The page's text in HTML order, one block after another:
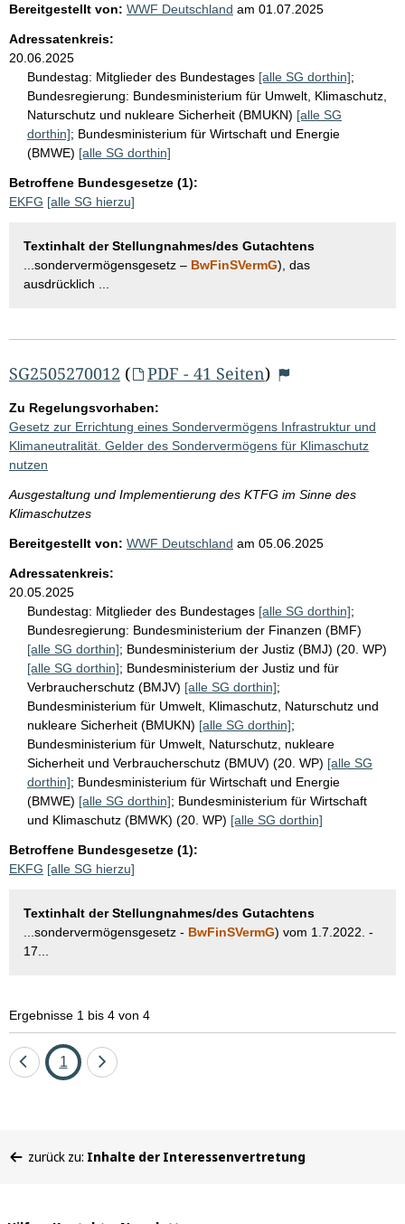
Bereitgestellt von: WWF Deutschland am 01.07.2025
Adressatenkreis:
20.06.2025
Bundestag: Mitglieder des Bundestages [alle SG dorthin];
Bundesregierung: Bundesministerium für Umwelt, Klimaschutz,
Naturschutz und nukleare Sicherheit (BMUKN) [alle SG
dorthin]; Bundesministerium für Wirtschaft und Energie
(BMWE) [alle SG dorthin]
Betroffene Bundesgesetze (1):
EKFG [alle SG hierzu]
Textinhalt der Stellungnahmes/des Gutachtens
...sondervermögensgesetz – BwFinSVermG), das
ausdrücklich ...
SG2505270012 ( PDF - 41 Seiten)
Zu Regelungsvorhaben:
Gesetz zur Errichtung eines Sondervermögens Infrastruktur und
Klimaneutralität. Gelder des Sondervermögens für Klimaschutz
nutzen
Ausgestaltung und Implementierung des KTFG im Sinne des
Klimaschutzes
Bereitgestellt von: WWF Deutschland am 05.06.2025
Adressatenkreis:
20.05.2025
Bundestag: Mitglieder des Bundestages [alle SG dorthin];
Bundesregierung: Bundesministerium der Finanzen (BMF)
[alle SG dorthin]; Bundesministerium der Justiz (BMJ) (20. WP)
[alle SG dorthin]; Bundesministerium der Justiz und für
Verbraucherschutz (BMJV) [alle SG dorthin];
Bundesministerium für Umwelt, Klimaschutz, Naturschutz und
nukleare Sicherheit (BMUKN) [alle SG dorthin];
Bundesministerium für Umwelt, Naturschutz, nukleare
Sicherheit und Verbraucherschutz (BMUV) (20. WP) [alle SG
dorthin]; Bundesministerium für Wirtschaft und Energie
(BMWE) [alle SG dorthin]; Bundesministerium für Wirtschaft
und Klimaschutz (BMWK) (20. WP) [alle SG dorthin]
Betroffene Bundesgesetze (1):
EKFG [alle SG hierzu]
Textinhalt der Stellungnahmes/des Gutachtens
...sondervermögensgesetz - BwFinSVermG) vom 1.7.2022. -
17...
Ergebnisse 1 bis 4 von 4
EineSeite
1
Eine
befinden
zurück zu: Inhalte der Interessenvertretung